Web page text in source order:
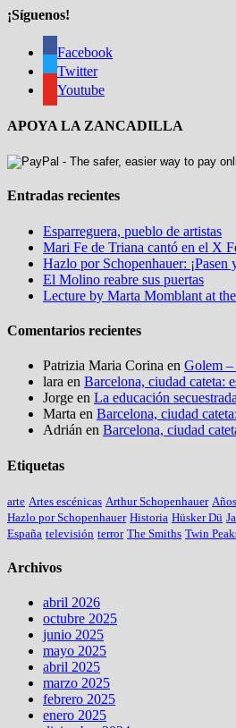
¡Síguenos!
Facebook
Twitter
Youtube
APOYA LA ZANCADILLA
Entradas recientes
Esparreguera, pueblo de artistas
Mari Fe de Triana cantó en el X
Hazlo por Schopenhauer: ¡Pasen
El Molino reabre sus puertas
Lecture by Marta Momblant at
Comentarios recientes
Patrizia Maria Corina en Golem
lara en Barcelona, ciudad cateta:
Jorge en La educación
Marta en Barcelona, ciudad
Adrián en Barcelona, ciudad
Etiquetas
arte Artes escénicas Arthur Schopenhauer
Hazlo por Schopenhauer Historia Hüsker Dü
España televisión terror The Smiths Twin
Archivos
abril 2026
octubre 2025
junio 2025
mayo 2025
abril 2025
marzo 2025
febrero 2025
enero 2025